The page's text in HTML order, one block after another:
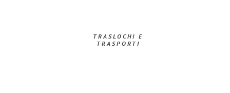
TRASLOCHI E
TRASPORTI​